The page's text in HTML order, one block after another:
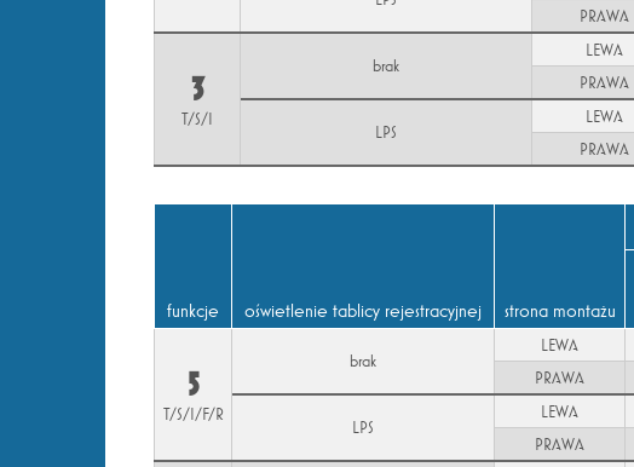
PRAWA
3
T/S/I
brak
LEWA
PRAWA
LPS
LEWA
PRAWA
funkcje oświetlenie tablicy rejestracyjnej strona montażu
5
T/S/I/F/R
brak
LEWA
PRAWA
LPS
LEWA
PRAWA